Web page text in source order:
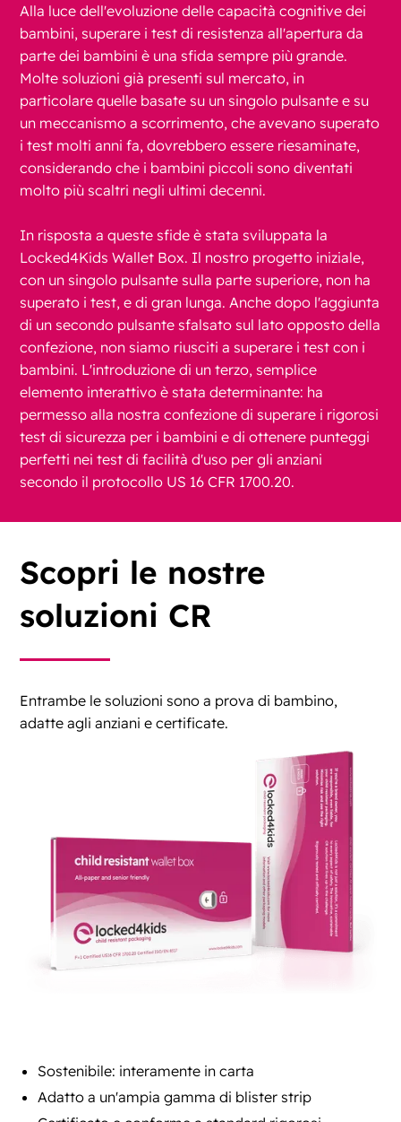
Alla luce dell'evoluzione delle capacità cognitive dei
bambini, superare i test di resistenza all'apertura da
parte dei bambini è una sfida sempre più grande.
Molte soluzioni già presenti sul mercato, in
particolare quelle basate su un singolo pulsante e su
un meccanismo a scorrimento, che avevano superato
i test molti anni fa, dovrebbero essere riesaminate,
considerando che i bambini piccoli sono diventati
molto più scaltri negli ultimi decenni.
In risposta a queste sfide è stata sviluppata la
Locked4Kids Wallet Box. Il nostro progetto iniziale,
con un singolo pulsante sulla parte superiore, non ha
superato i test, e di gran lunga. Anche dopo l'aggiunta
di un secondo pulsante sfalsato sul lato opposto della
confezione, non siamo riusciti a superare i test con i
bambini. L'introduzione di un terzo, semplice
elemento interattivo è stata determinante: ha
permesso alla nostra confezione di superare i rigorosi
test di sicurezza per i bambini e di ottenere punteggi
perfetti nei test di facilità d'uso per gli anziani
secondo il protocollo US 16 CFR 1700.20.
Scopri le nostre
soluzioni CR
Entrambe le soluzioni sono a prova di bambino,
adatte agli anziani e certificate.
Sostenibile: interamente in carta
Adatto a un'ampia gamma di blister strip